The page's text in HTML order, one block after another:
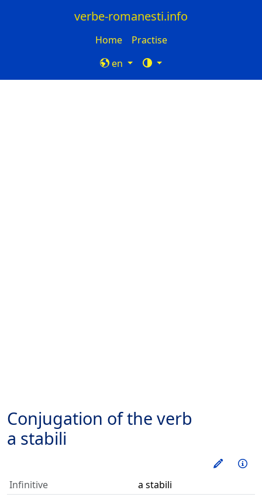
verbe-romanesti.info
Home
Practise
en
Conjugation of the verb
a stabili
Train
Infinitive
a stabili